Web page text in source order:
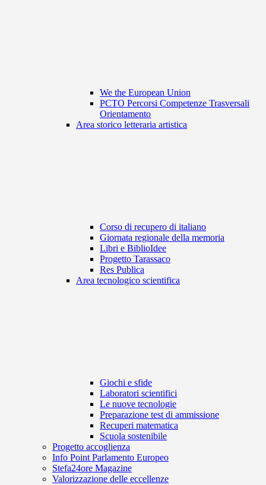
We the European Union
PCTO Percorsi Competenze Trasversali
Orientamento
Area storico letteraria artistica
Corso di recupero di italiano
Giornata regionale della memoria
Libri e BiblioIdee
Progetto Tarassaco
Res Publica
Area tecnologico scientifica
Giochi e sfide
Laboratori scientifici
Le nuove tecnologie
Preparazione test di ammissione
Recuperi matematica
Scuola sostenibile
Progetto accoglienza
Info Point Parlamento Europeo
Stefa24ore Magazine
Valorizzazione delle eccellenze